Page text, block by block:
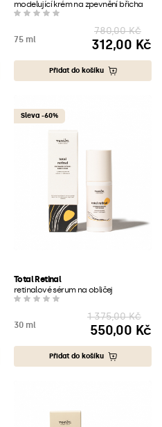
modelující krém na zpevnění břicha
75 ml
780,00 Kč
Cena
312,00 Kč
Přidat do košíku
Sleva -60%
Total Retinal
retinalové sérum na obličej
30 ml
1 375,00 Kč
Cena
550,00 Kč
Přidat do košíku